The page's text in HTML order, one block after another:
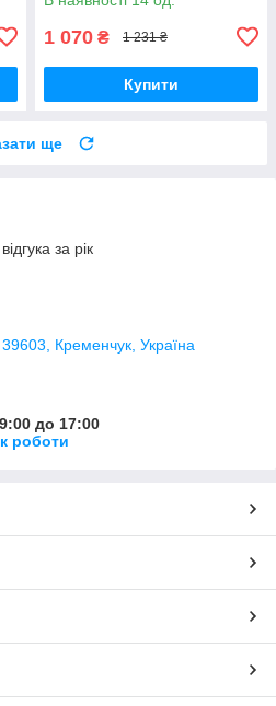
1 070 ₴ 1 231 ₴
Купити
ще
за рік
Кременчук, Україна
до 17:00
роботи